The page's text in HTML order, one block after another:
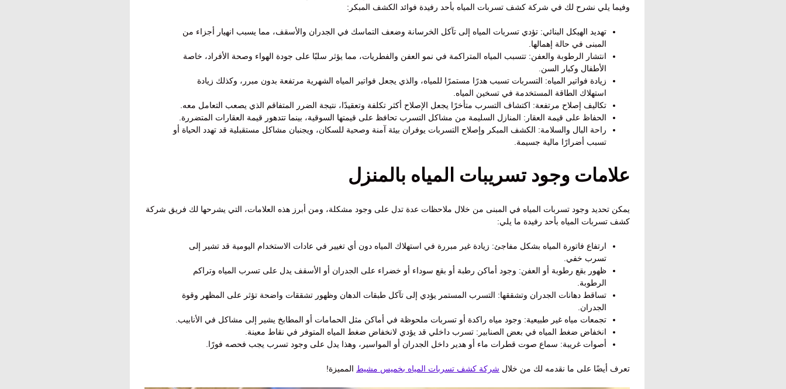
وفيما يلي نشرح لك في شركة كشف تسربات المياه بأحد رفيدة فوائد الكشف المبكر:
تهديد الهيكل البنائي: تؤدي تسربات المياه إلى تآكل الخرسانة وضعف التماسك في الجدران والأسقف، مما يسبب انهيار أجزاء من
المبنى في حالة إهمالها.
انتشار الرطوبة والعفن: تتسبب المياه المتراكمة في نمو العفن والفطريات، مما يؤثر سلبًا على جودة الهواء وصحة الأفراد، خاصة
الأطفال وكبار السن.
زيادة فواتير المياه: التسربات تسبب هدرًا مستمرًا للمياه، والذي يجعل فواتير المياه الشهرية مرتفعة بدون مبرر، وكذلك زيادة
استهلاك الطاقة المستخدمة في تسخين المياه.
تكاليف إصلاح مرتفعة: اكتشاف التسرب متأخرًا يجعل الإصلاح أكثر تكلفة وتعقيدًا، نتيجة الضرر المتفاقم الذي يصعب التعامل معه.
الحفاظ على قيمة العقار: المنازل السليمة من مشاكل التسرب تحافظ على قيمتها السوقية، بينما تتدهور قيمة العقارات المتضررة.
راحة البال والسلامة: الكشف المبكر وإصلاح التسربات يوفران بيئة آمنة وصحية للسكان، ويجنبان مشاكل مستقبلية قد تهدد الحياة أو
تسبب أضرارًا مالية جسيمة.
علامات وجود تسريبات المياه بالمنزل
يمكن تحديد وجود تسربات المياه في المبنى من خلال ملاحظات عدة تدل على وجود مشكلة، ومن أبرز هذه العلامات، التي يشرحها لك فريق شركة
كشف تسربات المياه بأحد رفيدة ما يلي:
ارتفاع فاتورة المياه بشكل مفاجئ: زيادة غير مبررة في استهلاك المياه دون أي تغيير في عادات الاستخدام اليومية قد تشير إلى
تسرب خفي.
ظهور بقع رطوبة أو العفن: وجود أماكن رطبة أو بقع سوداء أو خضراء على الجدران أو الأسقف يدل على تسرب المياه وتراكم
الرطوبة.
تساقط دهانات الجدران وتشققها: التسرب المستمر يؤدي إلى تآكل طبقات الدهان وظهور تشققات واضحة تؤثر على المظهر وقوة
الجدران.
تجمعات مياه غير طبيعية: وجود مياه راكدة أو تسربات ملحوظة في أماكن مثل الحمامات أو المطابخ يشير إلى مشاكل في الأنابيب.
انخفاض ضغط المياه في بعض الصنابير: تسرب داخلي قد يؤدي لانخفاض ضغط المياه المتوفر في نقاط معينة.
أصوات غريبة: سماع صوت قطرات ماء أو هدير داخل الجدران أو المواسير، وهذا يدل على وجود تسرب يجب فحصه فورًا.
تعرف أيضًا على ما نقدمه لك من خلال شركة كشف تسربات المياه بخميس مشيط المميزة!